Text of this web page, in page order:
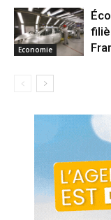
Economie